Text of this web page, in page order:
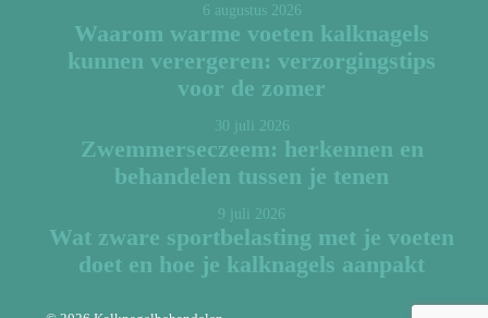
6 augustus 2026
Waarom warme voeten kalknagels
kunnen verergeren: verzorgingstips
voor de zomer
30 juli 2026
Zwemmerseczeem: herkennen en
behandelen tussen je tenen
9 juli 2026
Wat zware sportbelasting met je voeten
doet en hoe je kalknagels aanpakt